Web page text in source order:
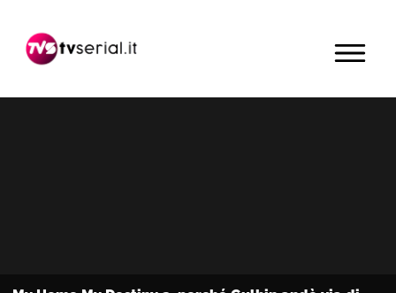
navigazione
contenuto
barra
primaria
MENU